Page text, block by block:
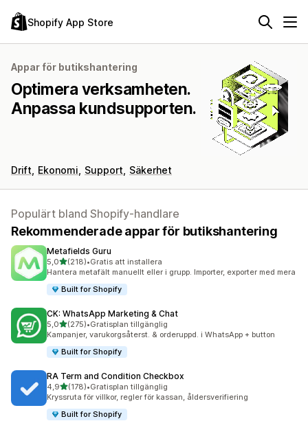
Shopify App Store
Appar för butikshantering
Optimera verksamheten.
Anpassa kundsupporten.
Drift Ekonomi Support Säkerhet
Populärt bland Shopify-handlare
Rekommenderade appar för butikshantering
Metafields Guru
5,0av 5 stjärnor
(218)
218 recensioner totalt
•Gratis att installera
Hantera metafält manuellt eller i grupp. Importer, exporter med mera
Built for Shopify
CK: WhatsApp Marketing & Chat
5,0av 5 stjärnor
(275)
275 recensioner totalt
•Gratisplan tillgänglig
Kampanjer, varukorgsåterst. & orderuppd. i WhatsApp + button
Built for Shopify
RA Term and Condition Checkbox
4,9av 5 stjärnor
(178)
178 recensioner totalt
•Gratisplan tillgänglig
Kryssruta för villkor, regler för kassan, åldersverifiering
Built for Shopify